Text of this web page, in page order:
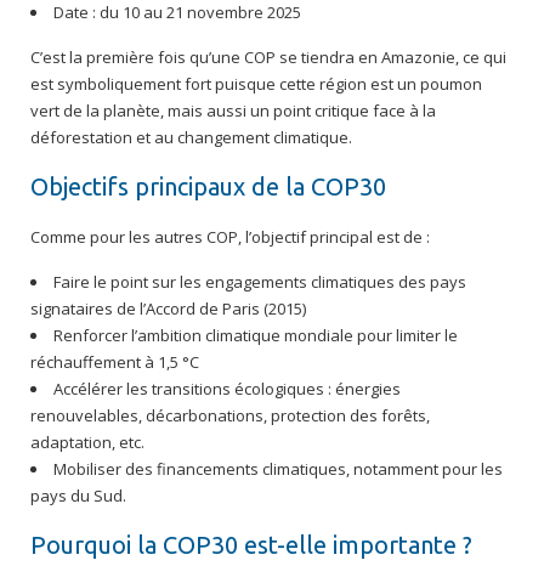
Date : du 10 au 21 novembre 2025
C’est la première fois qu’une COP se tiendra en Amazonie, ce qui
est symboliquement fort puisque cette région est un poumon
vert de la planète, mais aussi un point critique face à la
déforestation et au changement climatique.
Objectifs principaux de la COP30
Comme pour les autres COP, l’objectif principal est de :
Faire le point sur les engagements climatiques des pays
signataires de l’Accord de Paris (2015)
Renforcer l’ambition climatique mondiale pour limiter le
réchauffement à 1,5 °C
Accélérer les transitions écologiques : énergies
renouvelables, décarbonations, protection des forêts,
adaptation, etc.
Mobiliser des financements climatiques, notamment pour les
pays du Sud.
Pourquoi la COP30 est-elle importante ?